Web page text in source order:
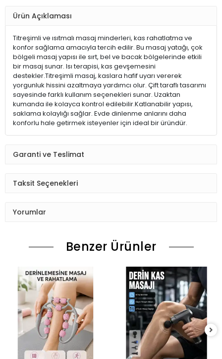
Ürün Açıklaması
Titreşimli ve ısıtmalı masaj minderleri, kas rahatlatma ve
konfor sağlama amacıyla tercih edilir. Bu masaj yatağı, çok
bölgeli masaj yapısı ile sırt, bel ve bacak bölgelerinde etkili
bir masaj sunar. Isı terapisi, kas gevşemesini
destekler.Titreşimli masaj, kaslara hafif uyarı vererek
yorgunluk hissini azaltmaya yardımcı olur. Çift taraflı tasarımı
sayesinde farklı kullanım seçenekleri sunar. Uzaktan
kumanda ile kolayca kontrol edilebilir.Katlanabilir yapısı,
saklama kolaylığı sağlar. Evde dinlenme anlarını daha
konforlu hale getirmek isteyenler için ideal bir üründür.
Garanti ve Teslimat
Taksit Seçenekleri
Yorumlar
Benzer Ürünler